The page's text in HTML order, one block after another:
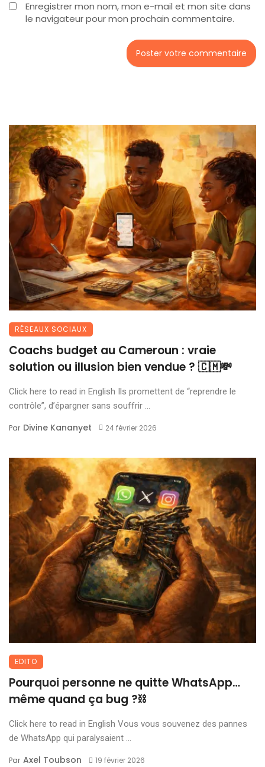
Enregistrer mon nom, mon e-mail et mon site dans
le navigateur pour mon prochain commentaire.
RÉSEAUX SOCIAUX
Coachs budget au Cameroun : vraie
solution ou illusion bien vendue ? 🇨🇲💸
Click here to read in English Ils promettent de “reprendre le
contrôle”, d’épargner sans souffrir ...
Par Divine Kananyet 24 février 2026
EDITO
Pourquoi personne ne quitte WhatsApp…
même quand ça bug ?⛓️
Click here to read in English Vous vous souvenez des pannes
de WhatsApp qui paralysaient ...
Par Axel Toubson 19 février 2026